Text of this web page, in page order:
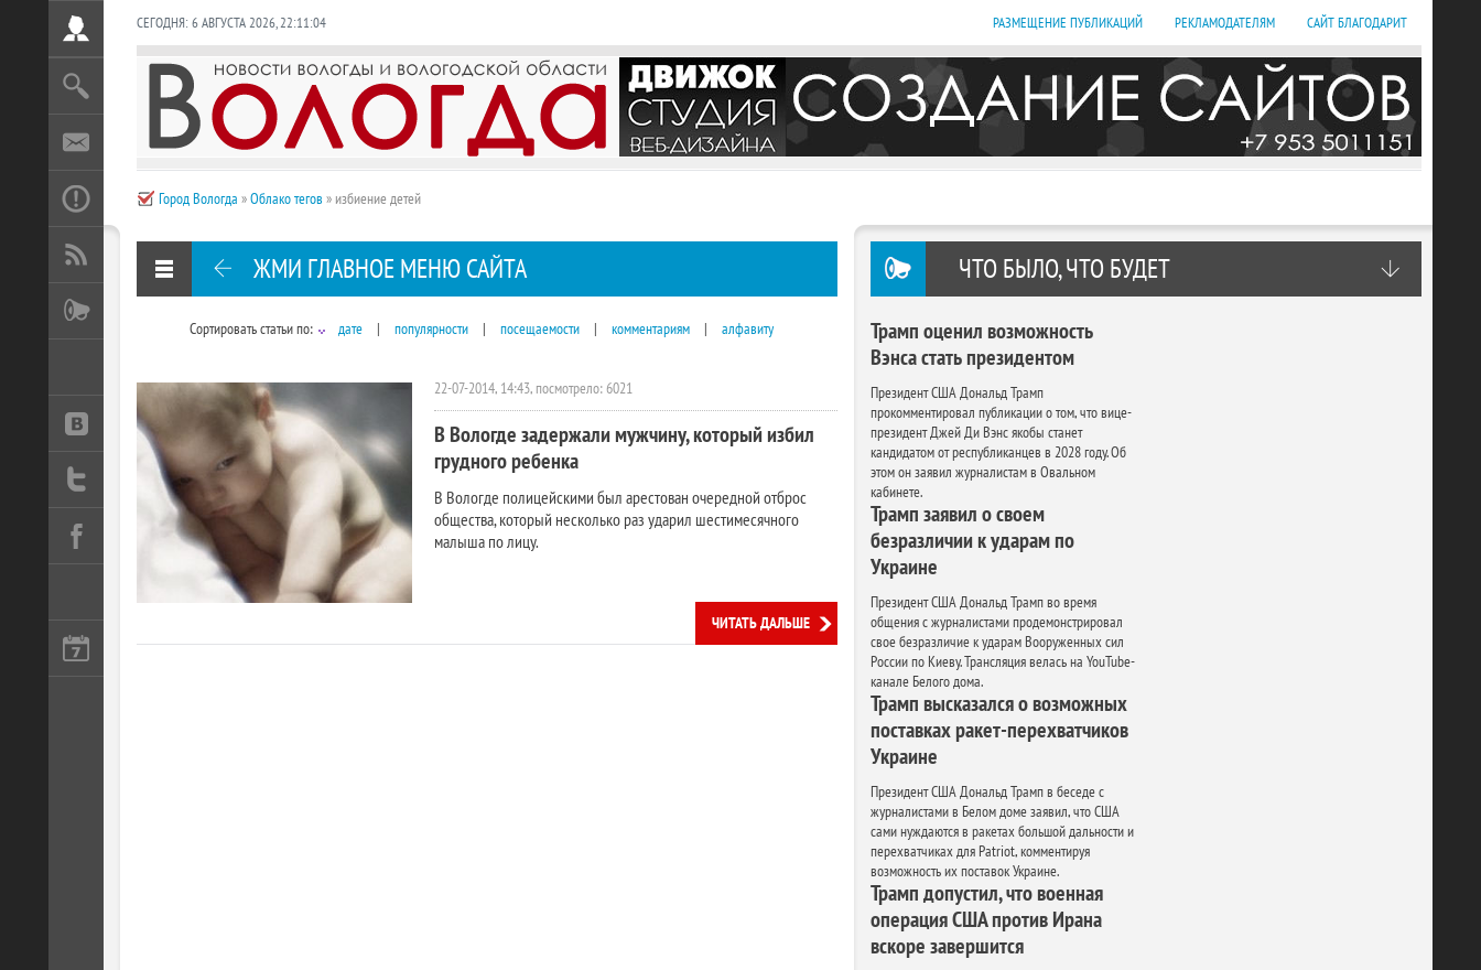
РАЗМЕЩЕНИЕ ПУБЛИКАЦИЙ РЕКЛАМОДАТЕЛЯМ САЙТ БЛАГОДАРИТ
СЕГОДНЯ:6 АВГУСТА 2026,22:11:05
Город Вологда »Облако тегов » избиение детей
ЖМИ ГЛАВНОЕ МЕНЮ САЙТА
Сортировать статьи по: дате | популярности | посещаемости | комментариям | алфавиту
22-07-2014, 14:43, посмотрело: 6021
В Вологде задержали мужчину, который избил
грудного ребенка
В Вологде полицейскими был арестован очередной отброс
общества, который несколько раз ударил шестимесячного
малыша по лицу.
ЧИТАТЬ ДАЛЬШЕ
ЧТО БЫЛО, ЧТО БУДЕТ
Трамп оценил возможность
Вэнса стать президентом
Президент США Дональд Трамп
прокомментировал публикации о том, что вице-
президент Джей Ди Вэнс якобы станет
кандидатом от республиканцев в 2028 году. Об
этом он заявил журналистам в Овальном
кабинете.
Трамп заявил о своем
безразличии к ударам по
Украине
Президент США Дональд Трамп во время
общения с журналистами продемонстрировал
свое безразличие к ударам Вооруженных сил
России по Киеву. Трансляция велась на YouTube-
канале Белого дома.
Трамп высказался о возможных
поставках ракет-перехватчиков
Украине
Президент США Дональд Трамп в беседе с
журналистами в Белом доме заявил, что США
сами нуждаются в ракетах большой дальности и
перехватчиках для Patriot, комментируя
возможность их поставок Украине.
Трамп допустил, что военная
операция США против Ирана
вскоре завершится